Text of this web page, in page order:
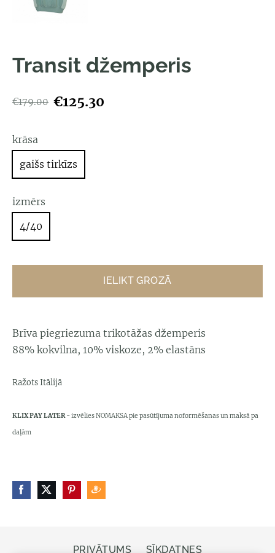
Transit džemperis
€179.00 €125.30
krāsa
gaišs tirkīzs
izmērs
4/40
IELIKT GROZĀ
Brīva piegriezuma trikotāžas džemperis
88% kokvilna, 10% viskoze, 2% elastāns
Ražots Itālijā
KLIX PAY LATER- izvēlies NOMAKSA pie pasūtījuma noformēšanas un maksā pa
daļām
PRIVĀTUMS SĪKDATNES